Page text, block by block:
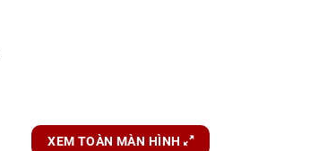
XEM TOÀN MÀN HÌNH